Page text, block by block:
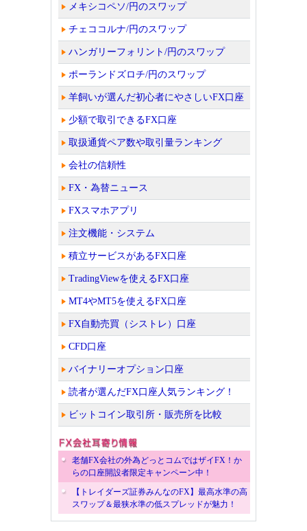
メキシコペソ/円のスワップ
チェココルナ/円のスワップ
ハンガリーフォリント/円のスワップ
ポーランドズロチ/円のスワップ
羊飼いが選んだ初心者にやさしいFX口座
少額で取引できるFX口座
取扱通貨ペア数や取引量ランキング
会社の信頼性
FX・為替ニュース
FXスマホアプリ
注文機能・システム
積立サービスがあるFX口座
TradingViewを使えるFX口座
MT4やMT5を使えるFX口座
FX自動売買（シストレ）口座
CFD口座
バイナリーオプション口座
読者が選んだFX口座人気ランキング！
ビットコイン取引所・販売所を比較
老舗FX会社の外為どっとコムではザイFX！か
らの口座開設者限定キャンペーン中！
【トレイダーズ証券みんなのFX】最高水準の高
スワップ＆最狭水準の低スプレッドが魅力！